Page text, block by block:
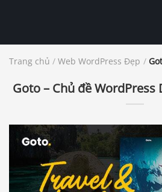
Trang chủ / Web WordPress Đẹp /
Goto – Chủ đề